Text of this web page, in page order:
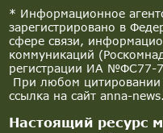
* Информационное
зарегистрировано в
сфере связи,
коммуникаций
регистрации ИА №ФС77-
При любом цитировании
ссылка на сайт anna-
Настоящий ресурс